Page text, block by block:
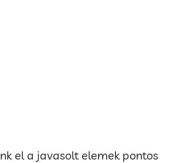
el a javasolt elemek pontos